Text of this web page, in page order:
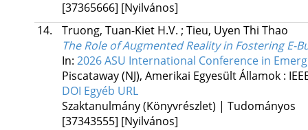
[37365666] [Nyilvános]
14.
Truong, Tuan-Kiet H.V. ; Tieu, Uyen Thi Thao
The Role of Augmented Reality in Fostering E-
In: 2026 ASU International Conference in
Piscataway (NJ), Amerikai Egyesült Államok :
DOI Egyéb URL
Szaktanulmány (Könyvrészlet) | Tudományos
[37343555] [Nyilvános]